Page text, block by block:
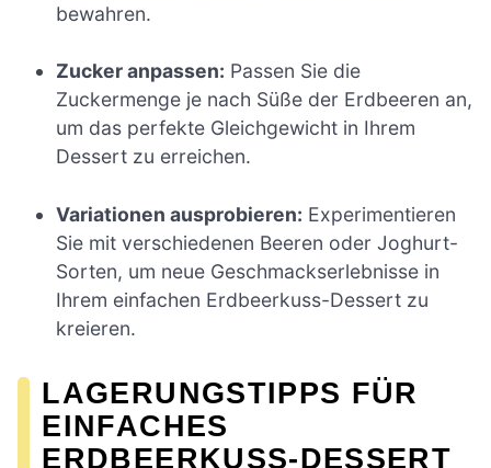
bewahren.
Zucker anpassen: Passen Sie die
Zuckermenge je nach Süße der Erdbeeren an,
um das perfekte Gleichgewicht in Ihrem
Dessert zu erreichen.
Variationen ausprobieren: Experimentieren
Sie mit verschiedenen Beeren oder Joghurt-
Sorten, um neue Geschmackserlebnisse in
Ihrem einfachen Erdbeerkuss-Dessert zu
kreieren.
LAGERUNGSTIPPS FÜR
EINFACHES
ERDBEERKUSS-DESSERT